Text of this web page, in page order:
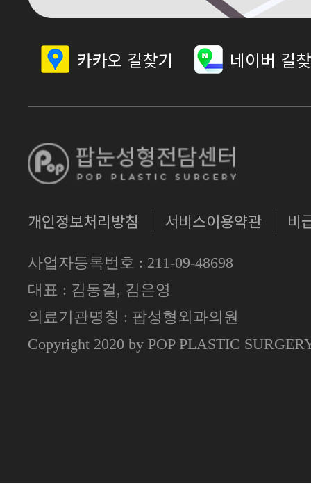
카카오 길찾기 네이버 길
개인정보처리방침 서비스이용약관 비
사업자등록번호 : 211-09-48698
대표 : 김동걸, 김은영
의료기관명칭 : 팝성형외과의원
Copyright 2020 by POP PLASTIC